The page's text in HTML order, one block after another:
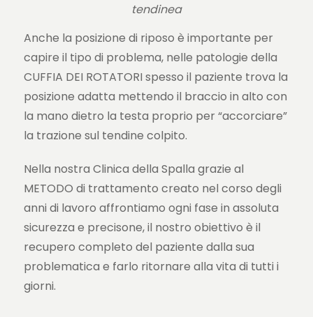
tendinea
Anche la posizione di riposo è importante per
capire il tipo di problema, nelle patologie della
CUFFIA DEI ROTATORI spesso il paziente trova la
posizione adatta mettendo il braccio in alto con
la mano dietro la testa proprio per “accorciare”
la trazione sul tendine colpito.
Nella nostra Clinica della Spalla grazie al
METODO di trattamento creato nel corso degli
anni di lavoro affrontiamo ogni fase in assoluta
sicurezza e precisone, il nostro obiettivo è il
recupero completo del paziente dalla sua
problematica e farlo ritornare alla vita di tutti i
giorni.